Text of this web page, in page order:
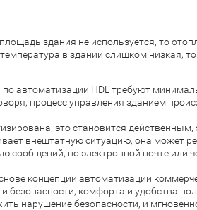
здания не используется, то
в здании слишком низкая,
автоматизации HDL требуют
процесс управления зданием
это становится
внештатную ситуацию, она может
по электронной почте или
концепции автоматизации
безопасности, комфорта и удобства
нарушение безопасности, и